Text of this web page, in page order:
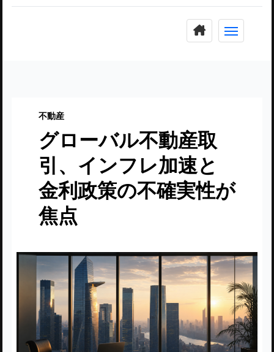
不動産
グローバル不動産取
引、インフレ加速と
金利政策の不確実性が
焦点